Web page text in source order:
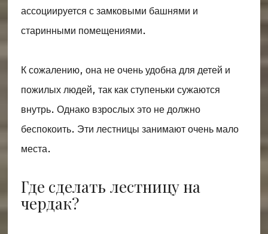
ассоциируется с замковыми башнями и
старинными помещениями.
К сожалению, она не очень удобна для детей и
пожилых людей, так как ступеньки сужаются
внутрь. Однако взрослых это не должно
беспокоить. Эти лестницы занимают очень мало
места.
Где сделать лестницу на
чердак?